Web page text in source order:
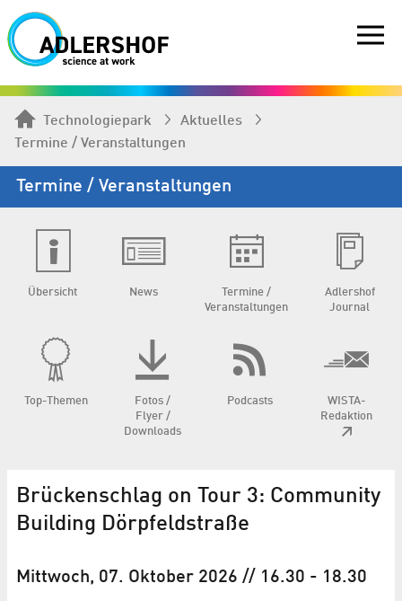
Technologiepark
Aktuelles
Termine / Veranstaltungen
Termine / Veranstaltungen
Übersicht News
Termine /
Veranstaltungen
Adlershof
Journal
Top-Themen
Fotos /
Flyer /
Downloads
Podcasts
WISTA-
Redaktion
Brückenschlag on Tour 3: Community
Building Dörpfeldstraße
Mittwoch, 07. Oktober 2026 // 16.30 - 18.30